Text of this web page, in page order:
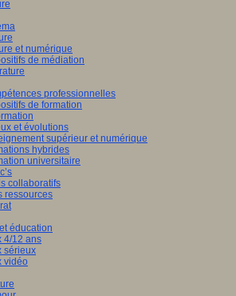
et numérique
de médiation
professionnelles
de formation
et évolutions
supérieur et numérique
hybrides
universitaire
collaboratifs
ressources
éducation
4/12 ans
sérieux
vidéo